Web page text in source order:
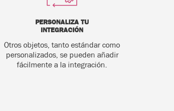
PERSONALIZA TU
INTEGRACIÓN
Otros objetos, tanto estándar como
personalizados, se pueden añadir
fácilmente a la integración.